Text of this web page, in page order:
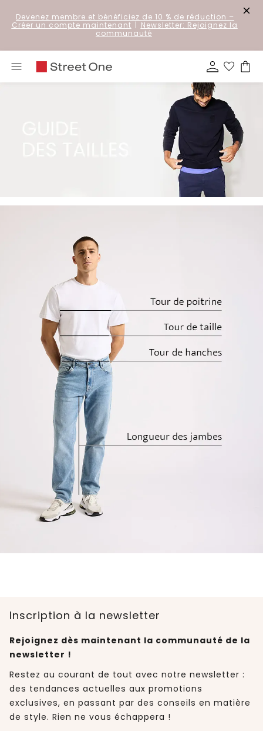
Devenez membre et bénéficiez de 10 % de réduction –
Créer un compte maintenant | Newsletter: Rejoignez la
communauté
Inscription à la newsletter
Rejoignez dès maintenant la communauté de la
newsletter !
Restez au courant de tout avec notre newsletter :
des tendances actuelles aux promotions
exclusives, en passant par des conseils en matière
de style. Rien ne vous échappera !